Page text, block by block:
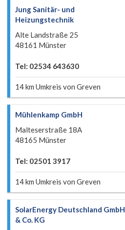
Jung Sanitär- und
Heizungstechnik
Alte Landstraße 25
48161 Münster
Tel: 02534 643630
14 km Umkreis von Greven
Mühlenkamp GmbH
Malteserstraße 18A
48165 Münster
Tel: 02501 3917
14 km Umkreis von Greven
SolarEnergy Deutschland GmbH
& Co. KG